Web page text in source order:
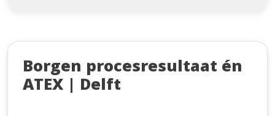
Borgen procesresultaat én
ATEX | Delft